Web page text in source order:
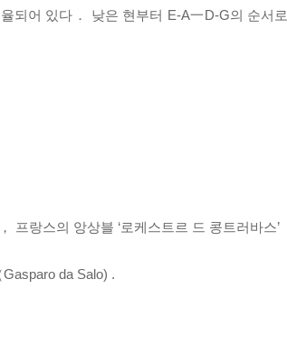
되어 있다． 낮은 현부터 E-A一D-G의 순서로
프랑스의 앙상블 ‘로케스트르 드 콩트러바스’
da Salo) .